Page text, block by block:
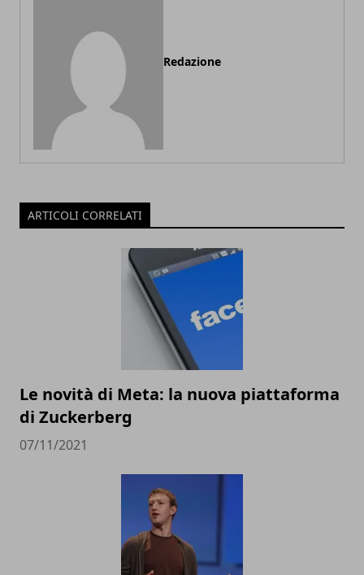
Redazione
ARTICOLI CORRELATI
Le novità di Meta: la nuova piattaforma
di Zuckerberg
07/11/2021